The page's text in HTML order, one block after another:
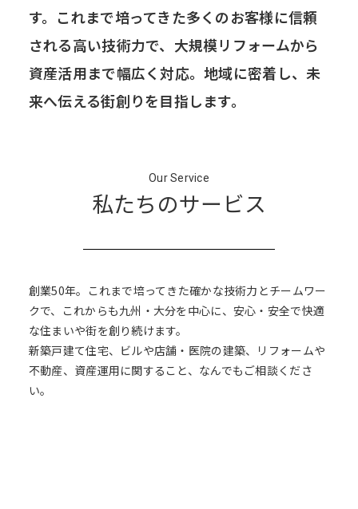
す。 これまで培ってきた多くのお客様に信頼
される高い技術力で、 大規模リフォームから
資産活用まで幅広く対応。地域に密着し、未
来へ伝える街創りを目指します。
Our Service
私たちのサービス
創業50年。これまで培ってきた確かな技術力とチームワー
クで、これからも九州・大分を中心に、安心・安全で快適
な住まいや街を創り続けます。
新築戸建て住宅、ビルや店舗・医院の建築、リフォームや
不動産、資産運用に関すること、なんでもご相談くださ
い。